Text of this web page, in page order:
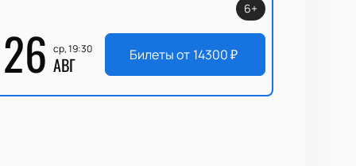
26 ср, 19:30
АВГ
6+
Билеты от 14300₽